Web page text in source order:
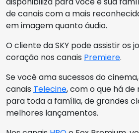
de canais com a mais
em imagem quanto áudio.
O cliente da SKY pode assistir os
coração nos canais Premiere.
Se você ama sucessos do
canais Telecine, com o que há
para toda a família, de grandes
melhores lançamentos.